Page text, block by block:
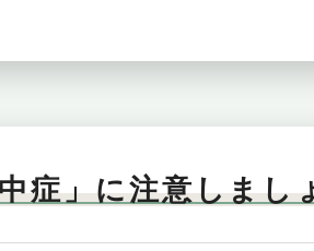
症」に注意しまし